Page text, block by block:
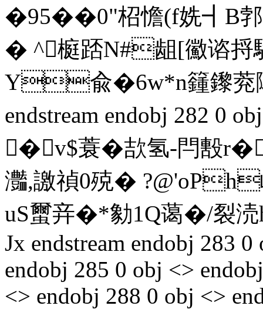
�95��0"柖憺(f姺┫B郣
� ^榳踎N#龃[鰴谘捋
Y兪�6w*n籦鑗萒
endstream endobj 282 0
�v$蓑�欯氢-閂毄r�
灎,譤禎0殑�
uS蠒竎�*勨1Q蔼�/裂涜
Jx endstream endobj 283
endobj 285 0 obj <>
<> endobj 288 0 obj <>